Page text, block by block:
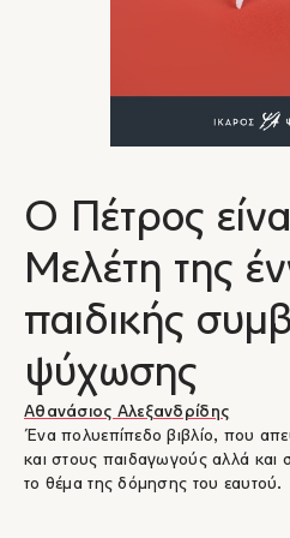
Ο Πέτρος
Μελέτη της
παιδικής
ψύχωσης
Αθανάσιος Αλεξανδρίδης
Ένα πολυεπίπεδο βιβλίο, που
και στους παιδαγωγούς αλλά και
το θέμα της δόμησης του εαυτού.